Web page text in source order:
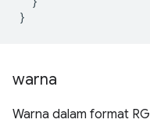
}
warna
Warna dalam format